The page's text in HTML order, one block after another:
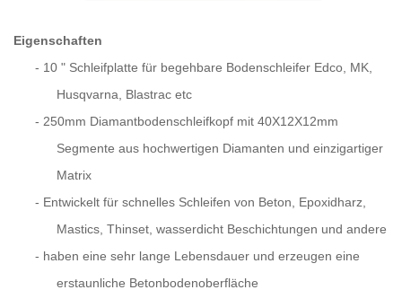
Eigenschaften
- 10 " Schleifplatte für begehbare Bodenschleifer Edco, MK,
Husqvarna, Blastrac etc
- 250mm Diamantbodenschleifkopf mit 40X12X12mm
Segmente aus hochwertigen Diamanten und einzigartiger
Matrix
- Entwickelt für schnelles Schleifen von Beton, Epoxidharz,
Mastics, Thinset, wasserdicht Beschichtungen und andere
- haben eine sehr lange Lebensdauer und erzeugen eine
erstaunliche Betonbodenoberfläche